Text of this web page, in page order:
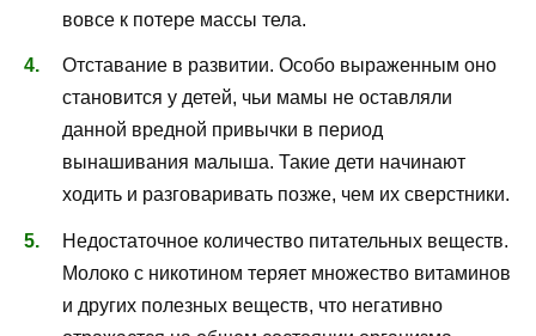
вовсе к потере массы тела.
Отставание в развитии. Особо выраженным оно
становится у детей, чьи мамы не оставляли
данной вредной привычки в период
вынашивания малыша. Такие дети начинают
ходить и разговаривать позже, чем их сверстники.
Недостаточное количество питательных веществ.
Молоко с никотином теряет множество витаминов
и других полезных веществ, что негативно